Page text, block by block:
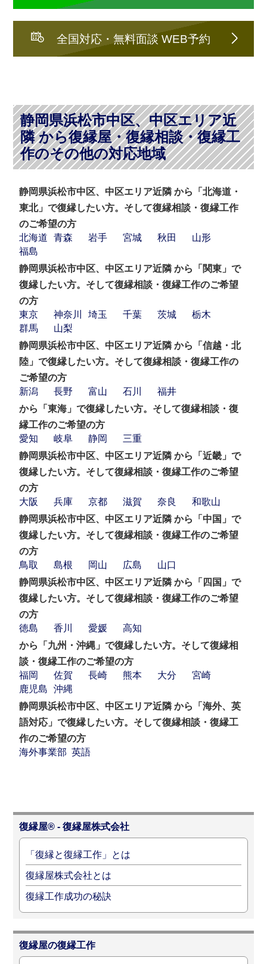
全国対応・無料面談 WEB予約
静岡県浜松市中区、中区エリア近
隣 から復縁屋・復縁相談・復縁工
作のその他の対応地域
静岡県浜松市中区、中区エリア近隣 から「北海道・
東北」で復縁したい方。そして復縁相談・復縁工作
のご希望の方
北海道
青森 岩手 宮城 秋田
山形
福島
静岡県浜松市中区、中区エリア近隣 から「関東」で
復縁したい方。そして復縁相談・復縁工作のご希望
の方
東京
神奈川 埼玉 千葉 茨城
栃木
群馬
山梨
静岡県浜松市中区、中区エリア近隣 から「信越・北
陸」で復縁したい方。そして復縁相談・復縁工作の
ご希望の方
新潟
長野 富山 石川
福井
から「東海」で復縁したい方。そして復縁相談・復
縁工作のご希望の方
愛知
岐阜 静岡
三重
静岡県浜松市中区、中区エリア近隣 から「近畿」で
復縁したい方。そして復縁相談・復縁工作のご希望
の方
大阪
兵庫 京都 滋賀 奈良
和歌山
静岡県浜松市中区、中区エリア近隣 から「中国」で
復縁したい方。そして復縁相談・復縁工作のご希望
の方
鳥取
島根 岡山 広島
山口
静岡県浜松市中区、中区エリア近隣 から「四国」で
復縁したい方。そして復縁相談・復縁工作のご希望
の方
徳島
香川 愛媛
高知
から「九州・沖縄」で復縁したい方。そして復縁相
談・復縁工作のご希望の方
福岡
佐賀 長崎 熊本 大分
宮崎
鹿児島
沖縄
静岡県浜松市中区、中区エリア近隣 から「海外、英
語対応」で復縁したい方。そして復縁相談・復縁工
作のご希望の方
海外事業部 英語
復縁屋® - 復縁屋株式会社
「復縁と復縁工作」とは
復縁屋株式会社とは
復縁工作成功の秘訣
復縁屋の復縁工作